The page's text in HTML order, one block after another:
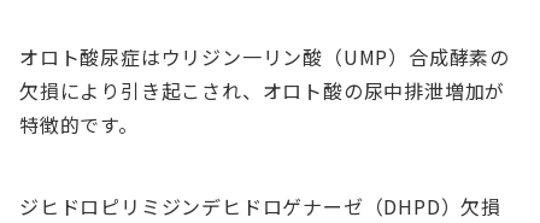
オロト酸尿症はウリジン一リン酸（UMP）合成酵素の
欠損により引き起こされ、オロト酸の尿中排泄増加が
特徴的です。
ジヒドロピリミジンデヒドロゲナーゼ（DHPD）欠損